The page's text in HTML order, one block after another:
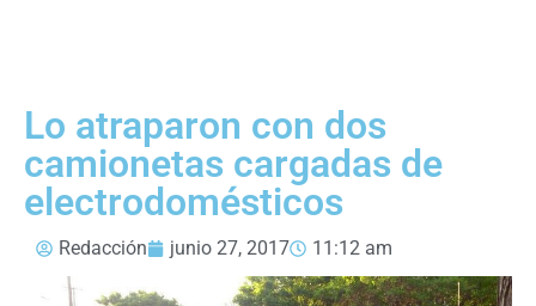
Lo atraparon con dos
camionetas cargadas de
electrodomésticos
Redacción junio 27, 2017 11:12 am